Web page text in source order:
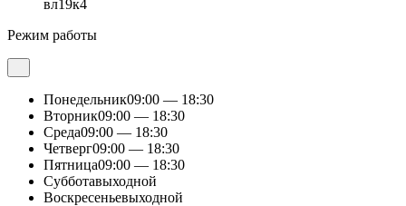
вл19к4
Режим работы
Понедельник09:00 — 18:30
Вторник09:00 — 18:30
Среда09:00 — 18:30
Четверг09:00 — 18:30
Пятница09:00 — 18:30
Субботавыходной
Воскресеньевыходной